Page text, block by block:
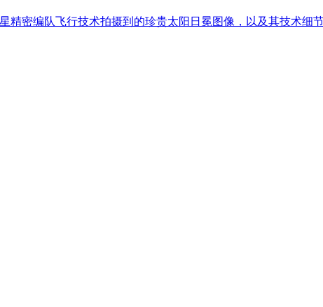
密编队飞行技术拍摄到的珍贵太阳日冕图像，以及其技术细